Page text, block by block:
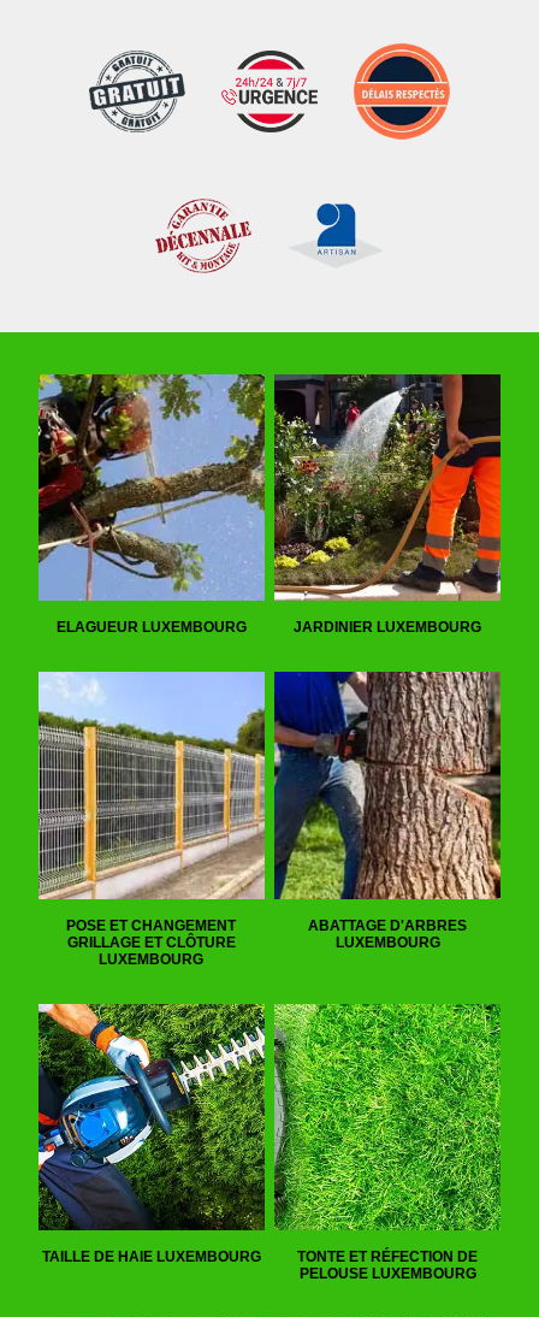
ELAGUEUR LUXEMBOURG JARDINIER LUXEMBOURG
POSE ET CHANGEMENT
GRILLAGE ET CLÔTURE
LUXEMBOURG
ABATTAGE D'ARBRES
LUXEMBOURG
TAILLE DE HAIE LUXEMBOURG
TONTE ET RÉFECTION DE
PELOUSE LUXEMBOURG